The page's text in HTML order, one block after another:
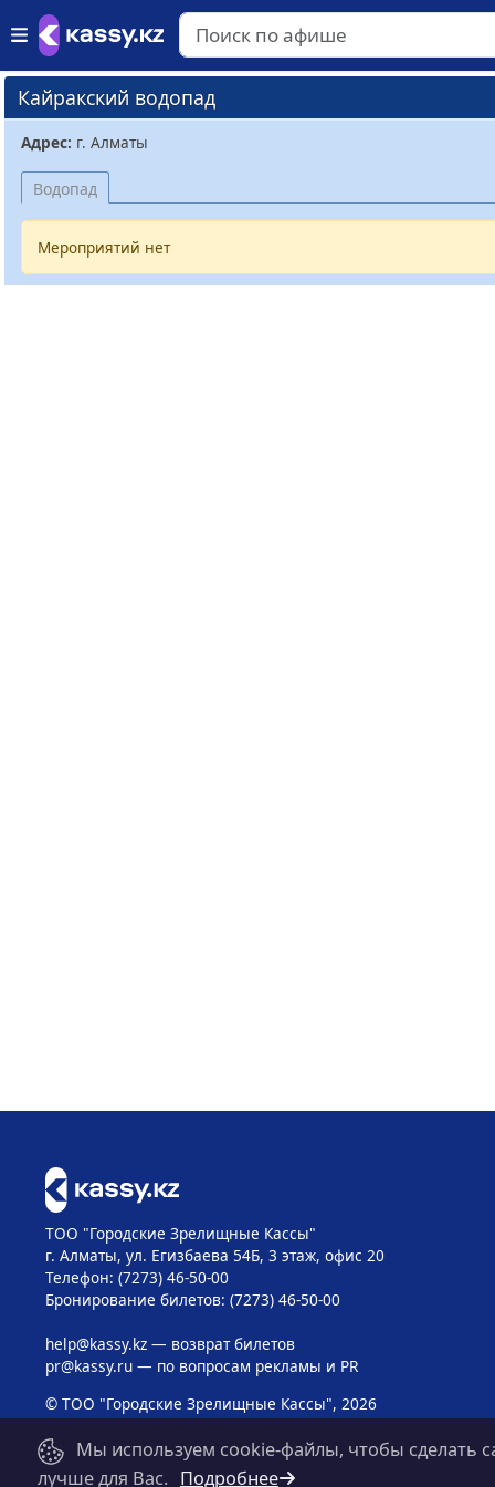
Кайракский водопад
Адрес: г. Алматы
Водопад
Мероприятий нет
ТОО "Городские Зрелищные Кассы"
г. Алматы, ул. Егизбаева 54Б, 3 этаж, офис 20
Телефон: (7273) 46-50-00
Бронирование билетов: (7273) 46-50-00
help@kassy.kz— возврат билетов
pr@kassy.ru— по вопросам рекламы и PR
© ТОО "Городские Зрелищные Кассы", 2026
Мы используем cookie-файлы, чтобы сделать
лучше для Вас. Подробнее